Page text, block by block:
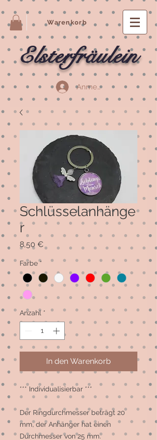
Warenkorb
Elsterfräulein
Anmelden
Schlüsselanhänge
r
8,50 €
Farbe *
Anzahl *
In den Warenkorb
*** Individualisierbar ***
Der Ringdurchmesser beträgt 20
mm, der Anhänger hat einen
Durchmesser von 25 mm.